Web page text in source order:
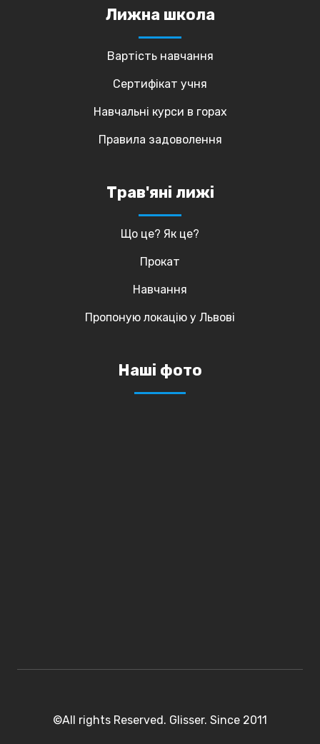
Лижна школа
Вартість навчання
Сертифікат учня
Навчальні курси в горах
Правила задоволення
Трав'яні лижі
Що це? Як це?
Прокат
Навчання
Пропоную локацію у Львові
Наші фото
©All rights Reserved. Glisser. Since 2011